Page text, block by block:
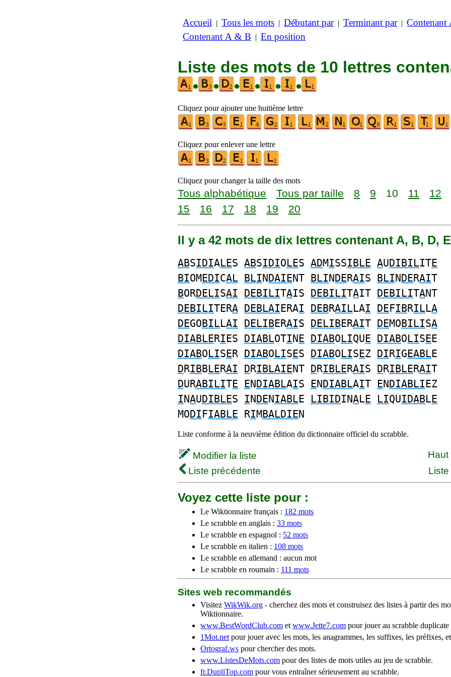
Accueil | Tous les mots | Débutant par| Terminant par| Contenant
Contenant A & B | En position
Liste des mots de 10 lettres
•
• • • • •
Cliquez pour ajouter une huitième lettre
Cliquez pour enlever une lettre
Cliquez pour changer la taille des mots
Tous alphabétique Tous par taille 8 9 10 11 12
15
16 17 18 19 20
Il y a 42 mots de dix lettres contenant A, B, D,
ABSIDIALES ABSIDIOLES ADMISSIBLE AUDIBILITE
BIOMEDICAL BLINDAIENT BLINDERAIS BLINDERAIT
BORDELISAI DEBILITAIS DEBILITAIT DEBILITANT
DEBILITERA DEBLAIERAI DEBRAILLAI DEFIBRILLA
DEGOBILLAI DELIBERAIS DELIBERAIT DEMOBILISA
DIABLERIES DIABLOTINE DIABOLIQUE DIABOLISEE
DIABOLISER DIABOLISES DIABOLISEZ DIRIGEABLE
DRIBBLERAI DRIBLAIENT DRIBLERAIS DRIBLERAIT
DURABILITE ENDIABLAIS ENDIABLAIT ENDIABLIEZ
INAUDIBLES INDENIABLE LIBIDINALE LIQUIDABLE
MODIFIABLE RIMBALDIEN
Liste conforme à la neuvième édition du dictionnaire officiel du scrabble.
Modifier la liste
Haut
Liste précédente
Voyez cette liste pour :
Le Wiktionnaire français : 182 mots
Le scrabble en anglais : 33 mots
Le scrabble en espagnol : 52 mots
Le scrabble en italien : 108 mots
Le scrabble en allemand : aucun mot
Le scrabble en roumain : 111 mots
Sites web recommandés
Visitez WikWik.org - cherchez des mots et construisez des listes à partir des
Wiktionnaire.
www.BestWordClub.com et www.Jette7.com pour jouer au scrabble duplicate
1Mot.net pour jouer avec les mots, les anagrammes, les suffixes, les préfixes,
Ortograf.ws pour chercher des mots.
www.ListesDeMots.com pour des listes de mots utiles au jeu de scrabble.
fr.DupliTop.com pour vous entraîner sérieusement au scrabble.